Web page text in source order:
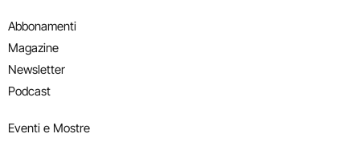
Abbonamenti
Magazine
Newsletter
Podcast
Eventi e Mostre